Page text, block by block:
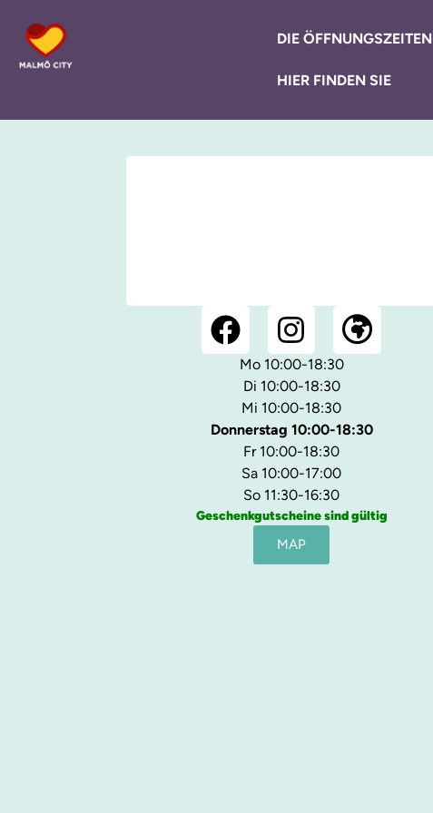
DIE ÖFFNUNGSZEITEN
HIER FINDEN SIE
Mo 10:00-18:30
Di 10:00-18:30
Mi 10:00-18:30
Donnerstag 10:00-18:30
Fr 10:00-18:30
Sa 10:00-17:00
So 11:30-16:30
Geschenkgutscheine sind gültig
MAP